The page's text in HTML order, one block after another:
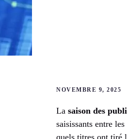
NOVEMBRE 9, 2025
La saison des
saisissants entre
quels titres ont tiré